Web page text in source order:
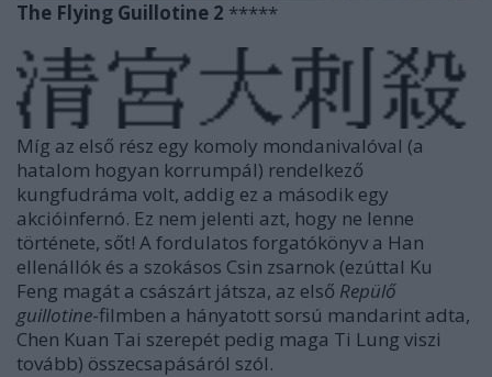
The Flying Guillotine 2 *****
Míg az első rész egy komoly mondanivalóval (a
hatalom hogyan korrumpál) rendelkező
kungfudráma volt, addig ez a második egy
akcióinfernó. Ez nem jelenti azt, hogy ne lenne
története, sőt! A fordulatos forgatókönyv a Han
ellenállók és a szokásos Csin zsarnok (ezúttal Ku
Feng magát a császárt játsza, az első Repülő
guillotine-filmben a hányatott sorsú mandarint adta,
Chen Kuan Tai szerepét pedig maga Ti Lung viszi
tovább) összecsapásáról szól.